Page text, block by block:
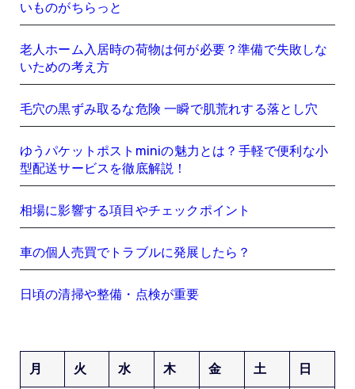
いものがちらっと
老人ホーム入居時の荷物は何が必要？準備で失敗しな
いための考え方
毛穴の黒ずみ取るな危険 一瞬で肌荒れする落とし穴
ゆうパケットポストminiの魅力とは？手軽で便利な小
型配送サービスを徹底解説！
相場に影響する項目やチェックポイント
車の個人売買でトラブルに発展したら？
日頃の清掃や整備・点検が重要
月 火 水 木 金 土 日